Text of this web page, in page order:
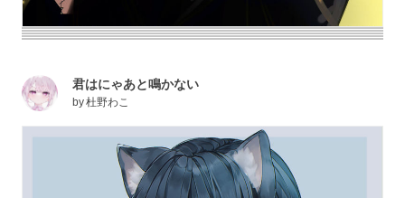
君はにゃあと鳴かない
by杜野わこ